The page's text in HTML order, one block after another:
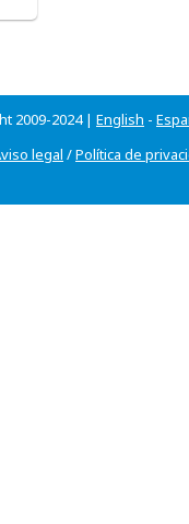
2009-2024 | English -
legal /Política de